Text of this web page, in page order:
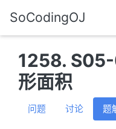
SoCodingOJ
1258.
形面积
问题 讨论 题